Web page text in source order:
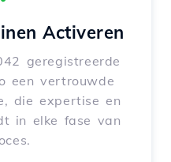
Activeren
geregistreerde
een vertrouwde
die expertise en
in elke fase van